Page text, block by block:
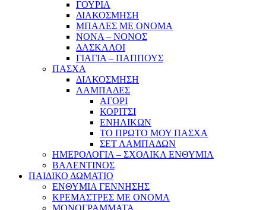
ΓΟΥΡΙΑ
ΔΙΑΚΟΣΜΗΣΗ
ΜΠΑΛΕΣ ΜΕ ΟΝΟΜΑ
ΝΟΝΑ – ΝΟΝΟΣ
ΔΑΣΚΑΛΟΙ
ΓΙΑΓΙΑ – ΠΑΠΠΟΥΣ
ΠΑΣΧΑ
ΔΙΑΚΟΣΜΗΣΗ
ΛΑΜΠΑΔΕΣ
ΑΓΟΡΙ
ΚΟΡΙΤΣΙ
ΕΝΗΛΙΚΩΝ
ΤΟ ΠΡΩΤΟ ΜΟΥ ΠΑΣΧΑ
ΣΕΤ ΛΑΜΠΑΔΩΝ
ΗΜΕΡΟΛΟΓΙΑ – ΣΧΟΛΙΚΑ ΕΝΘΥΜΙΑ
ΒΑΛΕΝΤΙΝΟΣ
ΠΑΙΔΙΚΟ ΔΩΜΑΤΙΟ
ΕΝΘΥΜΙΑ ΓΕΝΝΗΣΗΣ
ΚΡΕΜΑΣΤΡΕΣ ΜΕ ΟΝΟΜΑ